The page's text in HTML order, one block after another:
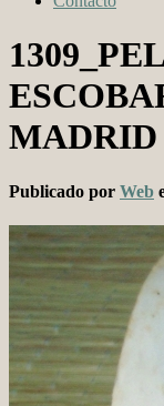
MADRID
Publicado por Web